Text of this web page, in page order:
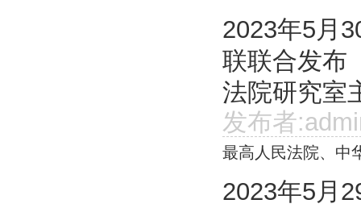
2023年5月
联联合发布
法院研究室
发布者
最高人民法院、中
2023年5月